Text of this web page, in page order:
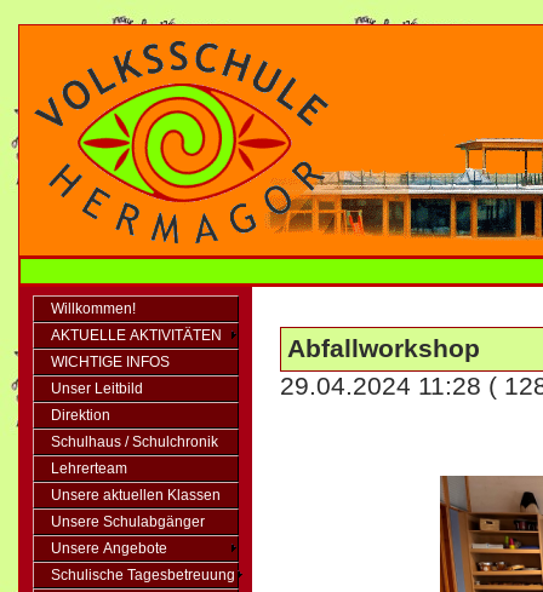
Willkommen!
AKTUELLE AKTIVITÄTEN
WICHTIGE INFOS
Unser Leitbild
Direktion
Schulhaus / Schulchronik
Lehrerteam
Unsere aktuellen Klassen
Unsere Schulabgänger
Unsere Angebote
Schulische Tagesbetreuung
Abfallworkshop
29.04.2024 11:28 (